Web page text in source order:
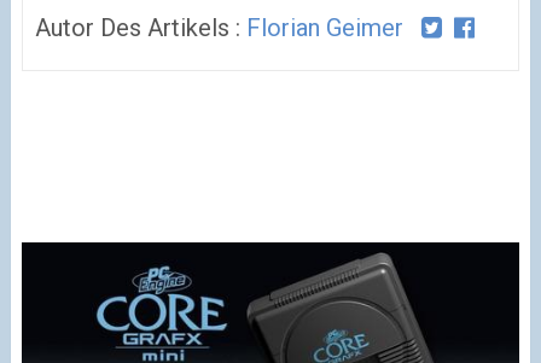
Autor Des Artikels : Florian Geimer